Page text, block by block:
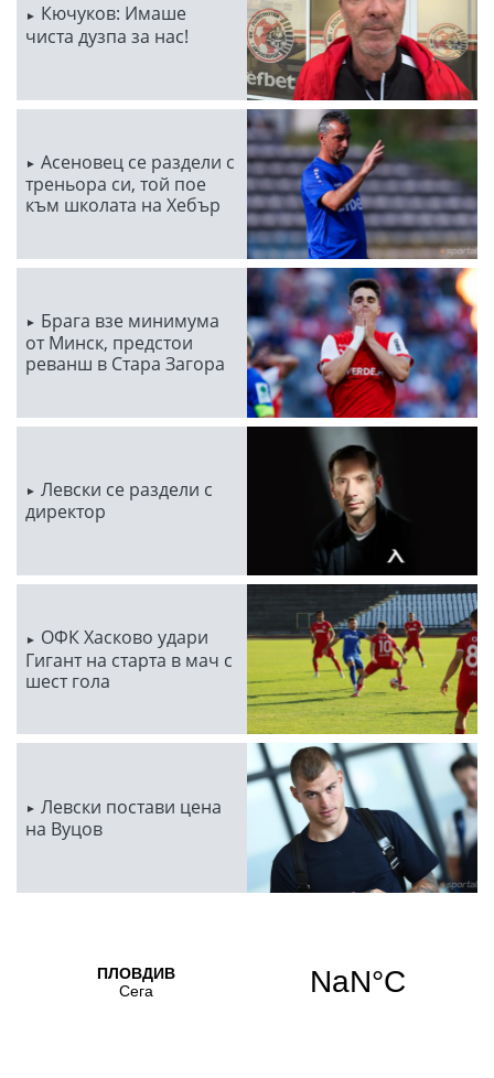
Кючуков: Имаше
чиста дузпа за нас!
Асеновец се раздели с
треньора си, той пое
към школата на Хебър
Брага взе минимума
от Минск, предстои
реванш в Стара Загора
Левски се раздели с
директор
ОФК Хасково удари
Гигант на старта в мач с
шест гола
Левски постави цена
на Вуцов